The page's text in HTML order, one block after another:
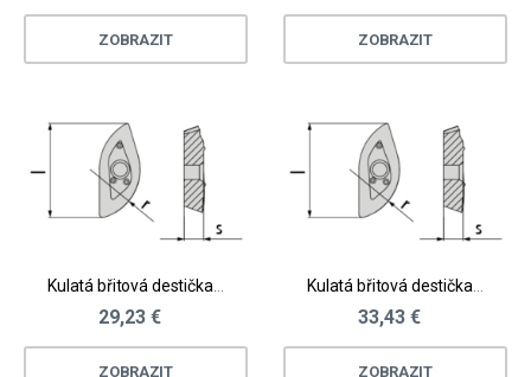
ZOBRAZIT ZOBRAZIT
29,23 €
ZOBRAZIT
33,43 €
ZOBRAZIT